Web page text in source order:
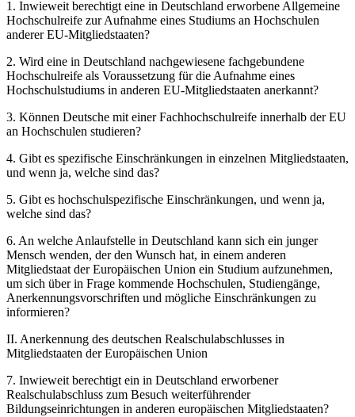
1. Inwieweit berechtigt eine in Deutschland erworbene Allgemeine
Hochschulreife zur Aufnahme eines Studiums an Hochschulen
anderer EU-Mitgliedstaaten?
2. Wird eine in Deutschland nachgewiesene fachgebundene
Hochschulreife als Voraussetzung für die Aufnahme eines
Hochschulstudiums in anderen EU-Mitgliedstaaten anerkannt?
3. Können Deutsche mit einer Fachhochschulreife innerhalb der EU
an Hochschulen studieren?
4. Gibt es spezifische Einschränkungen in einzelnen Mitgliedstaaten,
und wenn ja, welche sind das?
5. Gibt es hochschulspezifische Einschränkungen, und wenn ja,
welche sind das?
6. An welche Anlaufstelle in Deutschland kann sich ein junger
Mensch wenden, der den Wunsch hat, in einem anderen
Mitgliedstaat der Europäischen Union ein Studium aufzunehmen,
um sich über in Frage kommende Hochschulen, Studiengänge,
Anerkennungsvorschriften und mögliche Einschränkungen zu
informieren?
II. Anerkennung des deutschen Realschulabschlusses in
Mitgliedstaaten der Europäischen Union
7. Inwieweit berechtigt ein in Deutschland erworbener
Realschulabschluss zum Besuch weiterführender
Bildungseinrichtungen in anderen europäischen Mitgliedstaaten?